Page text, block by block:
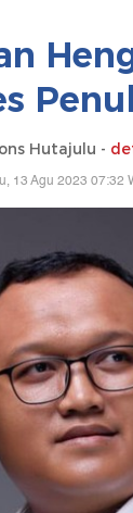
Hutajulu -
13 Agu 2023 07:32